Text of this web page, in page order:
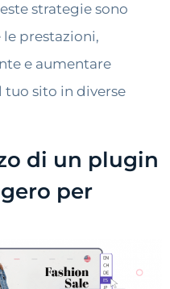
strategie sono
prestazioni,
e aumentare
tuo sito in diverse
di un plugin
per